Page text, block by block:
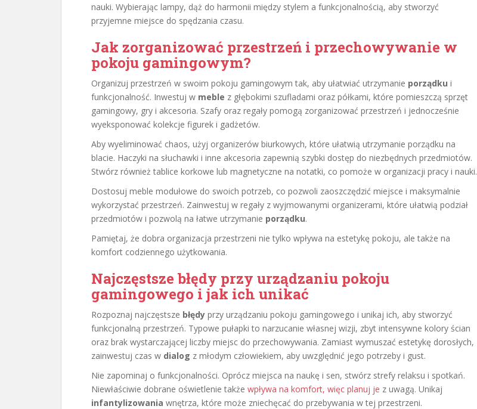
nauki. Wybierając lampy, dąż do harmonii między stylem a funkcjonalnością, aby stworzyć
przyjemne miejsce do spędzania czasu.
Jak zorganizować przestrzeń i przechowywanie w
pokoju gamingowym?
Organizuj przestrzeń w swoim pokoju gamingowym tak, aby ułatwiać utrzymanie porządku i
funkcjonalność. Inwestuj w meble z głębokimi szufladami oraz półkami, które pomieszczą sprzęt
gamingowy, gry i akcesoria. Szafy oraz regały pomogą zorganizować przestrzeń i jednocześnie
wyeksponować kolekcje figurek i gadżetów.
Aby wyeliminować chaos, użyj organizerów biurkowych, które ułatwią utrzymanie porządku na
blacie. Haczyki na słuchawki i inne akcesoria zapewnią szybki dostęp do niezbędnych przedmiotów.
Stwórz również tablice korkowe lub magnetyczne na notatki, co pomoże w organizacji pracy i nauki.
Dostosuj meble modułowe do swoich potrzeb, co pozwoli zaoszczędzić miejsce i maksymalnie
wykorzystać przestrzeń. Zainwestuj w regały z wyjmowanymi organizerami, które ułatwią podział
przedmiotów i pozwolą na łatwe utrzymanie porządku.
Pamiętaj, że dobra organizacja przestrzeni nie tylko wpływa na estetykę pokoju, ale także na
komfort codziennego użytkowania.
Najczęstsze błędy przy urządzaniu pokoju
gamingowego i jak ich unikać
Rozpoznaj najczęstsze błędy przy urządzaniu pokoju gamingowego i unikaj ich, aby stworzyć
funkcjonalną przestrzeń. Typowe pułapki to narzucanie własnej wizji, zbyt intensywne kolory ścian
oraz brak wystarczającej liczby miejsc do przechowywania. Zamiast wymuszać estetykę dorosłych,
zainwestuj czas w dialog z młodym człowiekiem, aby uwzględnić jego potrzeby i gust.
Nie zapominaj o funkcjonalności. Oprócz miejsca na naukę i sen, stwórz strefy relaksu i spotkań.
Niewłaściwie dobrane oświetlenie także wpływa na komfort, więc planuj je z uwagą. Unikaj
infantylizowania wnętrza, które może zniechęcać do przebywania w tej przestrzeni.